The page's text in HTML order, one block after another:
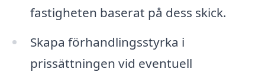
fastigheten baserat på dess skick.
Skapa förhandlingsstyrka i
prissättningen vid eventuell